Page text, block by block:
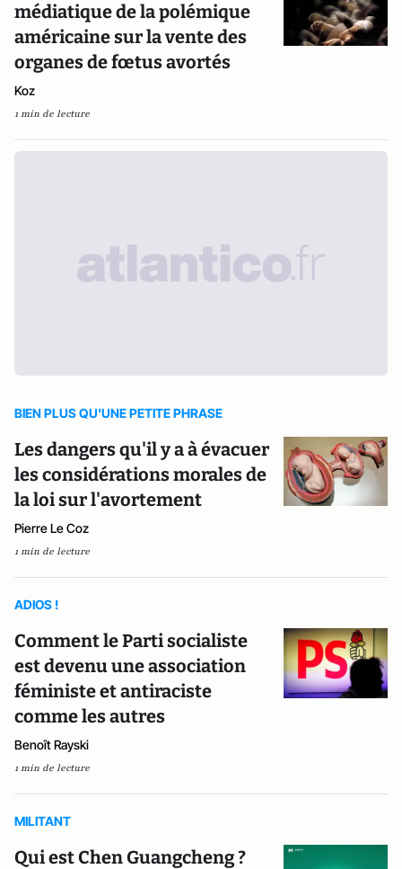
médiatique de la polémique
américaine sur la vente des
organes de fœtus avortés
Koz
1 min de lecture
BIEN PLUS QU'UNE PETITE PHRASE
Les dangers qu'il y a à évacuer
les considérations morales de
la loi sur l'avortement
Pierre Le Coz
1 min de lecture
ADIOS !
Comment le Parti socialiste
est devenu une association
féministe et antiraciste
comme les autres
Benoît Rayski
1 min de lecture
MILITANT
Qui est Chen Guangcheng ?